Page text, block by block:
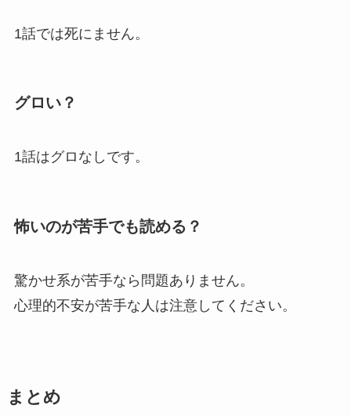
1話では死にません。
グロい？
1話はグロなしです。
怖いのが苦手でも読める？
驚かせ系が苦手なら問題ありません。
心理的不安が苦手な人は注意してください。
まとめ